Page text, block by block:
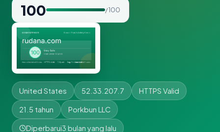
100 / 100
United States 52.33.207.7 HTTPS Valid
21.5 tahun Porkbun LLC
Diperbarui3 bulan yang lalu